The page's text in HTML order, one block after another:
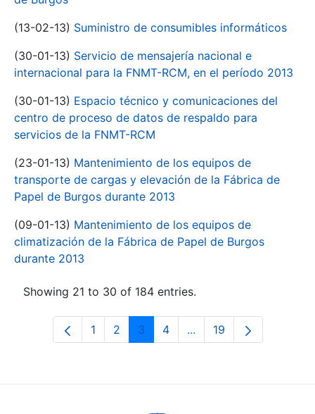
(13-02-13) Suministro de consumibles informáticos
(30-01-13) Servicio de mensajería nacional e
internacional para la FNMT-RCM, en el período 2013
(30-01-13) Espacio técnico y comunicaciones del
centro de proceso de datos de respaldo para
servicios de la FNMT-RCM
(23-01-13) Mantenimiento de los equipos de
transporte de cargas y elevación de la Fábrica de
Papel de Burgos durante 2013
(09-01-13) Mantenimiento de los equipos de
climatización de la Fábrica de Papel de Burgos
durante 2013
Showing 21 to 30 of 184 entries.
Page
1 Page
2 Page
3 Page
4 ...Intermediate Pages
Page
19